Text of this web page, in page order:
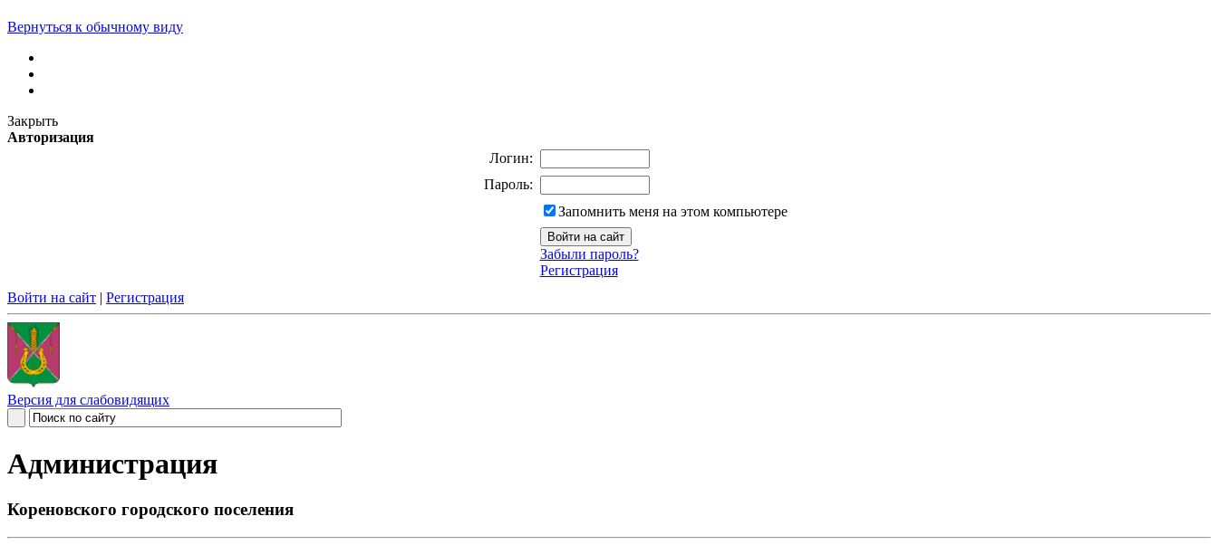
Вернуться к обычному виду
Закрыть
Авторизация
Логин:
Пароль:
Запомнить меня на этом компьютере
Забыли пароль?
Регистрация
Войти на сайт | Регистрация
Версия для слабовидящих
Администрация
Кореновского городского поселения